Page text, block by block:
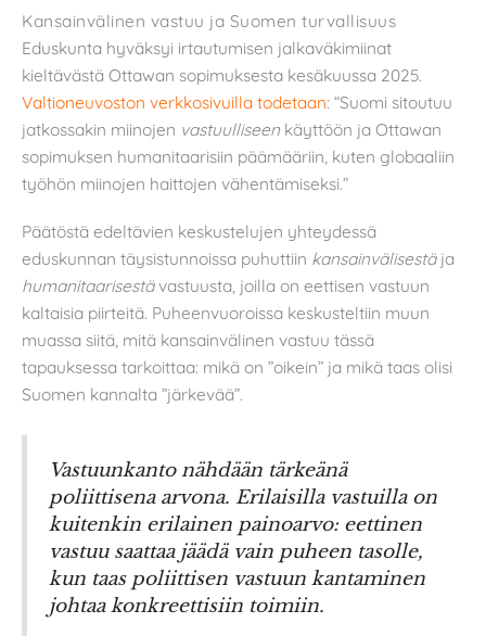
Kansainvälinen vastuu ja Suomen turvallisuus
Eduskunta hyväksyi irtautumisen jalkaväkimiinat
kieltävästä Ottawan sopimuksesta kesäkuussa 2025.
Valtioneuvoston verkkosivuilla todetaan: “Suomi sitoutuu
jatkossakin miinojen vastuulliseen käyttöön ja Ottawan
sopimuksen humanitaarisiin päämääriin, kuten globaaliin
työhön miinojen haittojen vähentämiseksi.”
Päätöstä edeltävien keskustelujen yhteydessä
eduskunnan täysistunnoissa puhuttiin kansainvälisestäja
humanitaarisestävastuusta, joilla on eettisen vastuun
kaltaisia piirteitä. Puheenvuoroissa keskusteltiin muun
muassa siitä, mitä kansainvälinen vastuu tässä
tapauksessa tarkoittaa: mikä on ”oikein” ja mikä taas olisi
Suomen kannalta ”järkevää”.
Vastuunkanto nähdään tärkeänä
poliittisena arvona. Erilaisilla vastuilla on
kuitenkin erilainen painoarvo: eettinen
vastuu saattaa jäädä vain puheen tasolle,
kun taas poliittisen vastuun kantaminen
johtaa konkreettisiin toimiin.